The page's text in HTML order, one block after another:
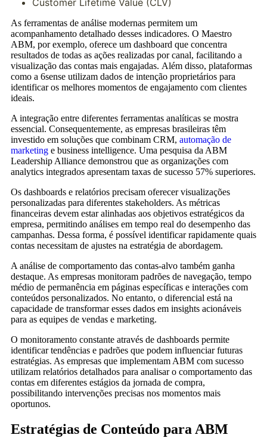
Customer Lifetime Value (CLV)
As ferramentas de análise modernas permitem um
acompanhamento detalhado desses indicadores. O Maestro
ABM, por exemplo, oferece um dashboard que concentra
resultados de todas as ações realizadas por canal, facilitando a
visualização das contas mais engajadas. Além disso, plataformas
como a 6sense utilizam dados de intenção proprietários para
identificar os melhores momentos de engajamento com clientes
ideais.
A integração entre diferentes ferramentas analíticas se mostra
essencial. Consequentemente, as empresas brasileiras têm
investido em soluções que combinam CRM, automação de
marketing e business intelligence. Uma pesquisa da ABM
Leadership Alliance demonstrou que as organizações com
analytics integrados apresentam taxas de sucesso 57% superiores.
Os dashboards e relatórios precisam oferecer visualizações
personalizadas para diferentes stakeholders. As métricas
financeiras devem estar alinhadas aos objetivos estratégicos da
empresa, permitindo análises em tempo real do desempenho das
campanhas. Dessa forma, é possível identificar rapidamente quais
contas necessitam de ajustes na estratégia de abordagem.
A análise de comportamento das contas-alvo também ganha
destaque. As empresas monitoram padrões de navegação, tempo
médio de permanência em páginas específicas e interações com
conteúdos personalizados. No entanto, o diferencial está na
capacidade de transformar esses dados em insights acionáveis
para as equipes de vendas e marketing.
O monitoramento constante através de dashboards permite
identificar tendências e padrões que podem influenciar futuras
estratégias. As empresas que implementam ABM com sucesso
utilizam relatórios detalhados para analisar o comportamento das
contas em diferentes estágios da jornada de compra,
possibilitando intervenções precisas nos momentos mais
oportunos.
Estratégias de Conteúdo para ABM